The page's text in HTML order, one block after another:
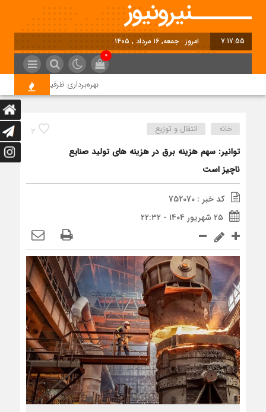
7:17:55 امروز : جمعه, ۱۶ مرداد , ۱۴۰۵
0
بهره‌برداری ظرفیت 95 مگاواتی نیروگاه خورشیدی شمس‌آباد در آینده نزدیک
3 خانه انتقال و توزیع
توانیر: سهم هزینه برق در هزینه های تولید صنایع
ناچیز است
کد خبر : 752070
۲۵ شهریور ۱۴۰۴ - ۲۲:۳۲